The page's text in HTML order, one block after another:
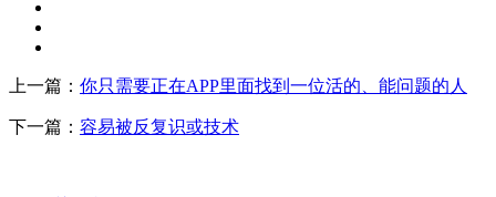
上一篇： 你只需要正在APP里面找到一位活的、能问题的人
下一篇： 容易被反复识或技术